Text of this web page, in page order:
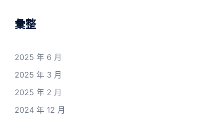
彙整
2025 年 6 月
2025 年 3 月
2025 年 2 月
2024 年 12 月